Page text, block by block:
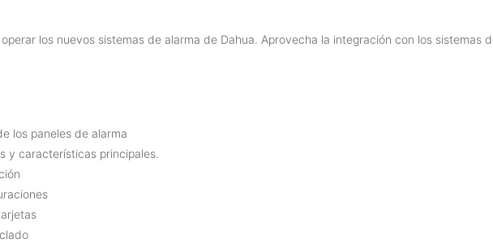
los nuevos sistemas de alarma de Dahua. Aprovecha la integración con los sistemas
los paneles de alarma
y características principales.